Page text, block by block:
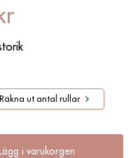
Räkna ut antal rullar
i varukorgen